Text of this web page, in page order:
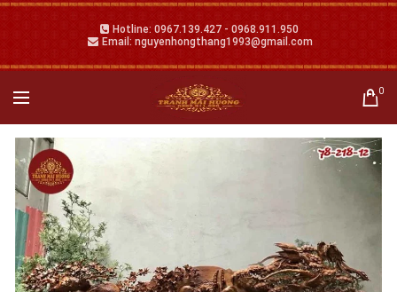
Hotline: 0967.139.427 - 0968.911.950
Email: nguyenhongthang1993@gmail.com
0